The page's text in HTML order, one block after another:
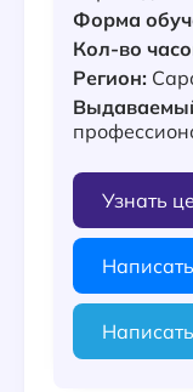
Форма
Кол-во
Регион:
Узнать